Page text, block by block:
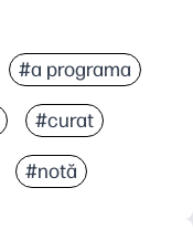
#a programa
#curat
#notă